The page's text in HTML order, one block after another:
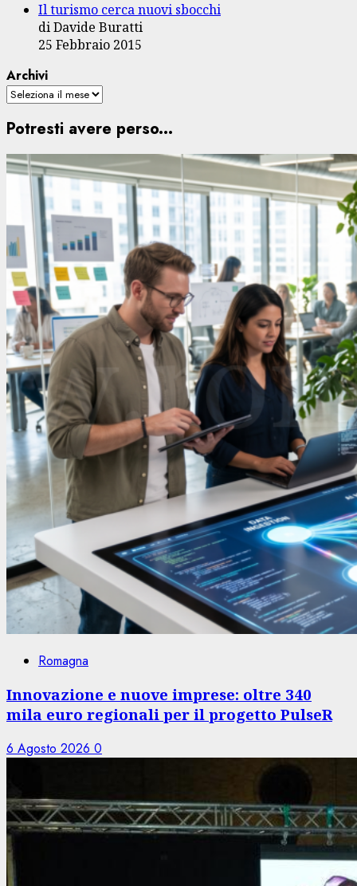
Il turismo cerca nuovi sbocchi
di Davide Buratti
25 Febbraio 2015
Archivi
Potresti avere perso...
Romagna
Innovazione e nuove imprese: oltre 340
mila euro regionali per il progetto PulseR
6 Agosto 2026 0